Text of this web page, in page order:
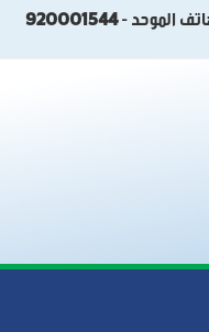
الموحد -920001544